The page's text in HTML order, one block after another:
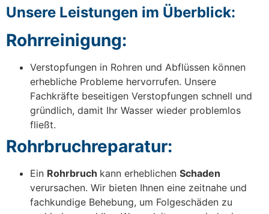
Unsere Leistungen im Überblick:
Rohrreinigung:
Verstopfungen in Rohren und Abflüssen können
erhebliche Probleme hervorrufen. Unsere
Fachkräfte beseitigen Verstopfungen schnell und
gründlich, damit Ihr Wasser wieder problemlos
fließt.
Rohrbruchreparatur:
Ein Rohrbruch kann erheblichen Schaden
verursachen. Wir bieten Ihnen eine zeitnahe und
fachkundige Behebung, um Folgeschäden zu